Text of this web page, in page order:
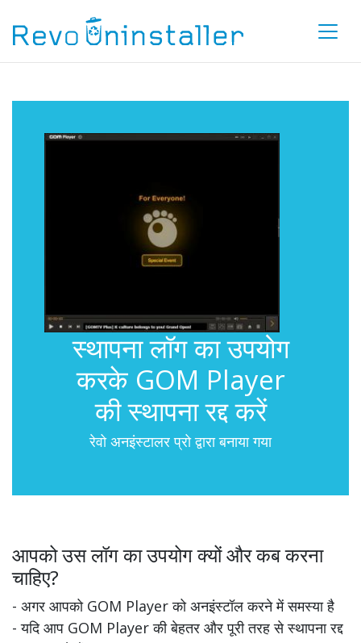
स्थापना लॉग का उपयोग
करके GOM Player
की स्थापना रद्द करें
रेवो अनइंस्टालर प्रो द्वारा बनाया गया
आपको उस लॉग का उपयोग क्यों और कब करना
चाहिए?
- अगर आपको GOM Player को अनइंस्टॉल करने में समस्या है
- यदि आप GOM Player की बेहतर और पूरी तरह से स्थापना रद्द